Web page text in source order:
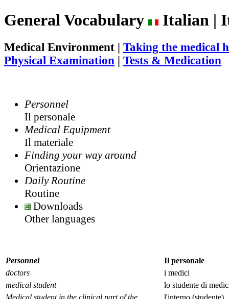
General Vocabulary Italian |
Medical Environment | Taking the medical
Physical Examination | Tests & Medication
Personnel
Il personale
Medical Equipment
Il materiale
Finding your way around
Orientazione
Daily Routine
Routine
Downloads
Other languages
Personnel
Il personale
doctors
i medici
medical student
lo studente di
Medical student in the clinical part of the
l'interno (studente)